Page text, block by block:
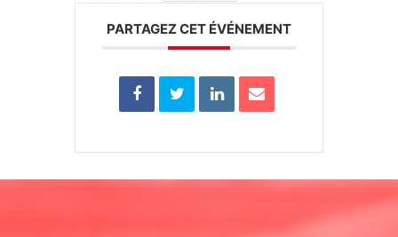
PARTAGEZ CET ÉVÉNEMENT